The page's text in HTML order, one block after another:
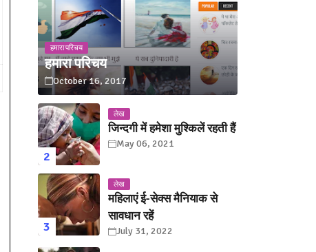
हमारा परिचय
हमारा परिचय
October 16, 2017
लेख
जिन्दगी में हमेशा मुश्किलें रहती हैं
May 06, 2021
लेख
महिलाएं ई-सेक्स मैनियाक से
सावधान रहें
July 31, 2022